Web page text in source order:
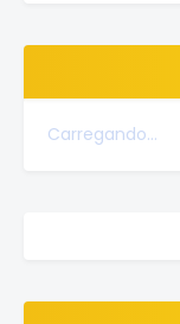
Carregando...